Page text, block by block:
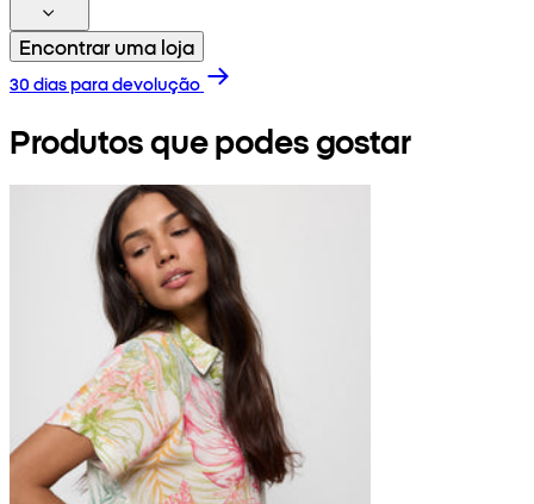
Encontrar uma loja
30 dias para devolução
Produtos que podes gostar